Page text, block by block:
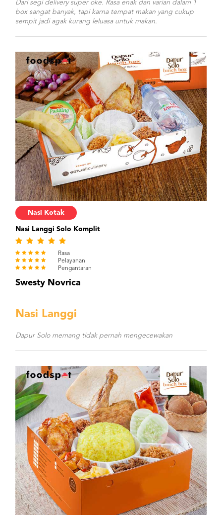
Dari segi delivery super oke. Rasa enak dan varian dalam 1
box sangat banyak, tapi karna tempat makan yang cukup
sempit jadi agak kurang leluasa untuk makan.
Nasi Kotak
Nasi Langgi Solo Komplit
Rasa
Pelayanan
Pengantaran
Swesty Novrica
Nasi Langgi
Dapur Solo memang tidak pernah mengecewakan